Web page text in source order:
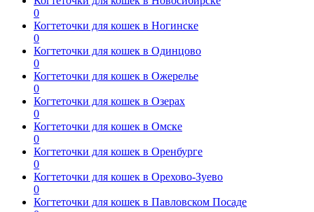
0
Когтеточки для кошек в Ногинске
0
Когтеточки для кошек в Одинцово
0
Когтеточки для кошек в Ожерелье
0
Когтеточки для кошек в Озерах
0
Когтеточки для кошек в Омске
0
Когтеточки для кошек в Оренбурге
0
Когтеточки для кошек в Орехово-Зуево
0
Когтеточки для кошек в Павловском Посаде